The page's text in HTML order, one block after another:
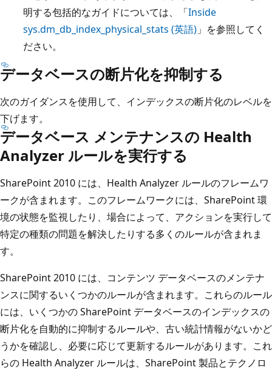
明する包括的なガイドについては、「Inside
sys.dm_db_index_physical_stats (英語) 」を参照してく
ださい。
データベースの断片化を抑制する
次のガイダンスを使用して、インデックスの断片化のレベルを
下げます。
データベース メンテナンスの Health
Analyzer ルールを実行する
SharePoint 2010 には、Health Analyzer ルールのフレームワ
ークが含まれます。このフレームワークには、SharePoint 環
境の状態を監視したり、場合によって、アクションを実行して
特定の種類の問題を解決したりする多くのルールが含まれま
す。
SharePoint 2010 には、コンテンツ データベースのメンテナ
ンスに関するいくつかのルールが含まれます。これらのルール
には、いくつかの SharePoint データベースのインデックスの
断片化を自動的に抑制するルールや、古い統計情報がないかど
うかを確認し、必要に応じて更新するルールがあります。これ
らの Health Analyzer ルールは、SharePoint 製品とテクノロ